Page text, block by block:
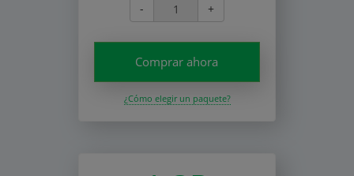
- +
Comprar ahora
¿Cómo elegir un paquete?